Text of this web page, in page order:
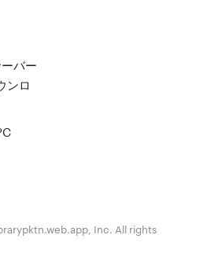
バー
ンロ
Inc. All rights